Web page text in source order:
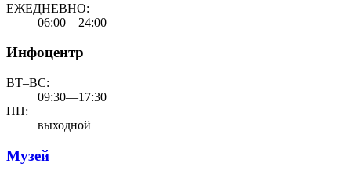
ЕЖЕДНЕВНО:
06:00—24:00
Инфоцентр
ВТ–ВС:
09:30—17:30
ПН:
выходной
Музей